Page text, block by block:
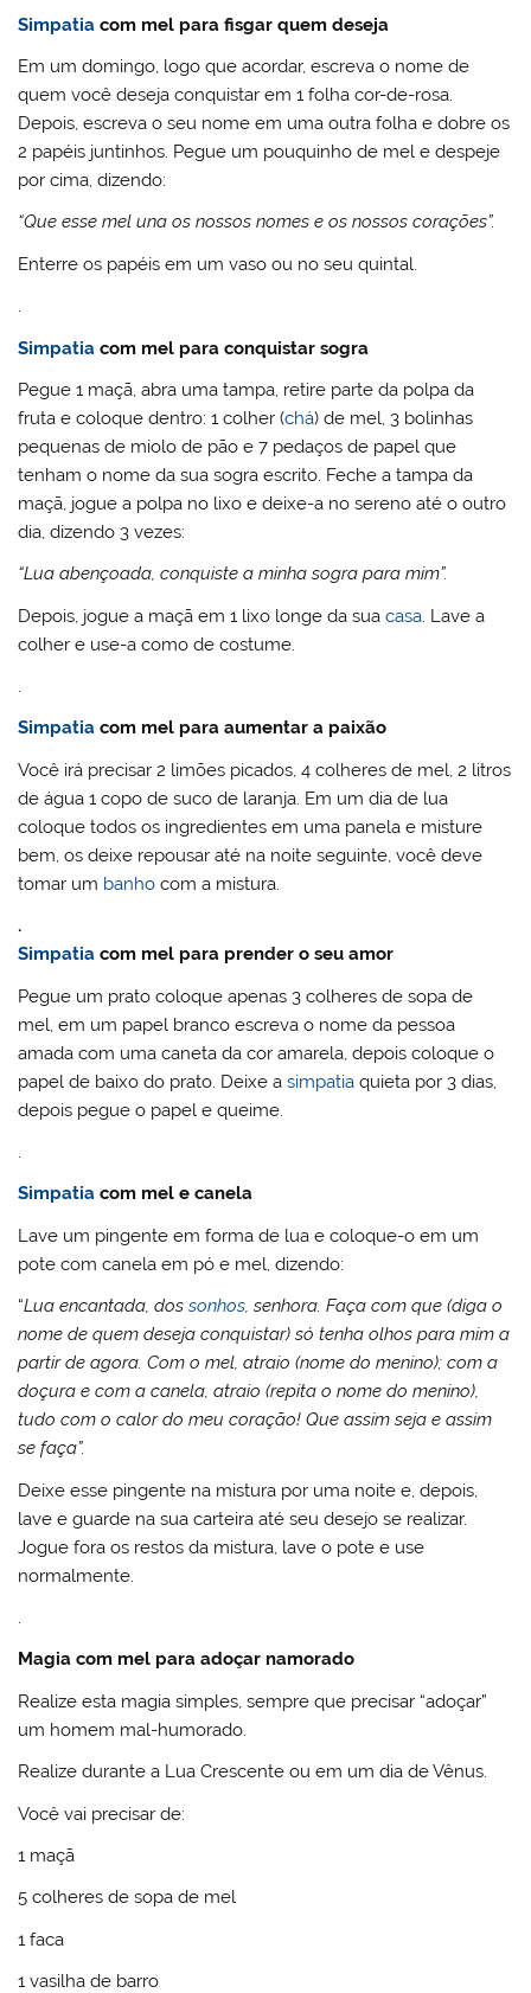
Simpatia com mel para fisgar quem deseja
Em um domingo, logo que acordar, escreva o nome de
quem você deseja conquistar em 1 folha cor-de-rosa.
Depois, escreva o seu nome em uma outra folha e dobre os
2 papéis juntinhos. Pegue um pouquinho de mel e despeje
por cima, dizendo:
“Que esse mel una os nossos nomes e os nossos corações”.
Enterre os papéis em um vaso ou no seu quintal.
.
Simpatia com mel para conquistar sogra
Pegue 1 maçã, abra uma tampa, retire parte da polpa da
fruta e coloque dentro: 1 colher (chá) de mel, 3 bolinhas
pequenas de miolo de pão e 7 pedaços de papel que
tenham o nome da sua sogra escrito. Feche a tampa da
maçã, jogue a polpa no lixo e deixe-a no sereno até o outro
dia, dizendo 3 vezes:
“Lua abençoada, conquiste a minha sogra para mim”.
Depois, jogue a maçã em 1 lixo longe da suacasa. Lave a
colher e use-a como de costume.
.
Simpatia com mel para aumentar a paixão
Você irá precisar 2 limões picados, 4 colheres de mel, 2 litros
de água 1 copo de suco de laranja. Em um dia de lua
coloque todos os ingredientes em uma panela e misture
bem, os deixe repousar até na noite seguinte, você deve
tomar um banho com a mistura.
.
Simpatia com mel para prender o seu amor
Pegue um prato coloque apenas 3 colheres de sopa de
mel, em um papel branco escreva o nome da pessoa
amada com uma caneta da cor amarela, depois coloque o
papel de baixo do prato. Deixe asimpatia quieta por 3 dias,
depois pegue o papel e queime.
.
Simpatia com mel e canela
Lave um pingente em forma de lua e coloque-o em um
pote com canela em pó e mel, dizendo:
“Lua encantada, dossonhos, senhora. Faça com que (diga o
nome de quem deseja conquistar) só tenha olhos para mim a
partir de agora. Com o mel, atraio (nome do menino); com a
doçura e com a canela, atraio (repita o nome do menino),
tudo com o calor do meu coração! Que assim seja e assim
se faça”.
Deixe esse pingente na mistura por uma noite e, depois,
lave e guarde na sua carteira até seu desejo se realizar.
Jogue fora os restos da mistura, lave o pote e use
normalmente.
.
Magia com mel para adoçar namorado
Realize esta magia simples, sempre que precisar “adoçar”
um homem mal-humorado.
Realize durante a Lua Crescente ou em um dia de Vênus.
Você vai precisar de:
1 maçã
5 colheres de sopa de mel
1 faca
1 vasilha de barro